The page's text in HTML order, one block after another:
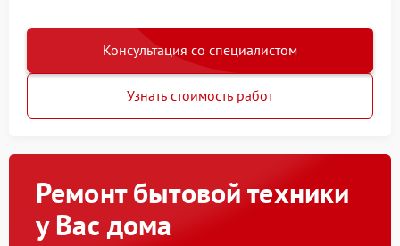
Консультация со специалистом
Узнать стоимость работ
Ремонт бытовой техники
у Вас дома